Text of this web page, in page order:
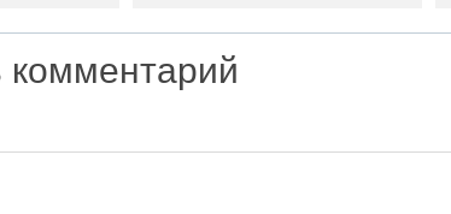
комментарий